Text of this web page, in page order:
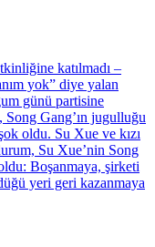
katılmadı –
yok” diye yalan
günü partisine
Gang’ın jugulluğu
oldu. Su Xue ve kızı
Su Xue’nin Song
Boşanmaya, şirketi
yeri geri kazanmaya